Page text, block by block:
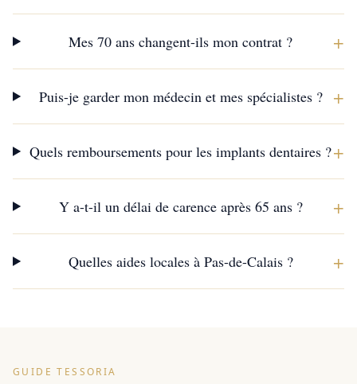
Mes 70 ans changent-ils mon contrat ? +
Puis-je garder mon médecin et mes spécialistes ? +
Quels remboursements pour les implants dentaires ?+
Y a-t-il un délai de carence après 65 ans ? +
Quelles aides locales à Pas-de-Calais ? +
GUIDE TESSORIA